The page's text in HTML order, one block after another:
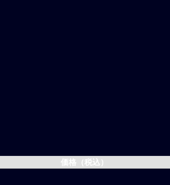
価格（税込）